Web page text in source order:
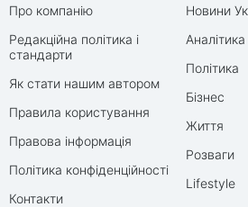
Про компанію
Редакційна політика і
стандарти
Як стати нашим автором
Правила користування
Правова інформація
Політика конфіденційності
Контакти
Новини
Аналітика
Політика
Бізнес
Життя
Розваги
Lifestyle